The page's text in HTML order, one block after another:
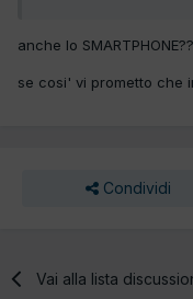
anche lo
se cosi' vi prometto che
Condividi
Vai alla lista